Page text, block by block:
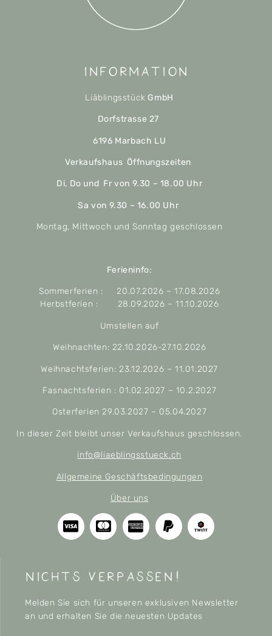
Information
Liäblingsstück GmbH
Dorfstrasse 27
6196 Marbach LU
Verkaufshaus Öffnungszeiten
Di, Do und Fr von 9.30 – 18.00 Uhr
Sa von 9.30 – 16.00 Uhr
Montag, Mittwoch und Sonntag geschlossen
Ferieninfo:
Sommerferien : 20.07.2026 – 17.08.2026
Herbstferien : 28.09.2026 – 11.10.2026
Umstellen auf
Weihnachten: 22.10.2026-27.10.2026
Weihnachtsferien: 23.12.2026 – 11.01.2027
Fasnachtsferien : 01.02.2027 – 10.2.2027
Osterferien 29.03.2027 – 05.04.2027
In dieser Zeit bleibt unser Verkaufshaus geschlossen.
info@liaeblingsstueck.ch
Allgemeine Geschäftsbedingungen
Über uns
nichts verpassen!
Melden Sie sich für unseren exklusiven Newsletter
an und erhalten Sie die neuesten Updates